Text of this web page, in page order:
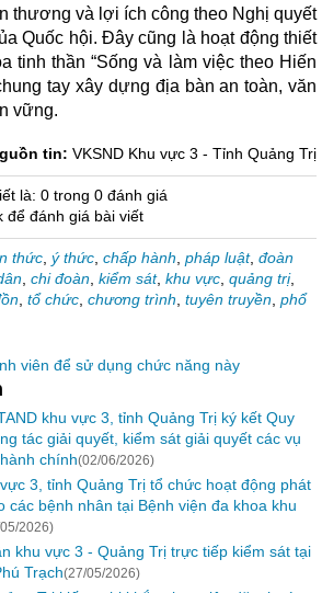
thương và lợi ích công theo Nghị quyết
Quốc hội. Đây cũng là hoạt động thiết
tinh thần “Sống và làm việc theo Hiến
tay xây dựng địa bàn an toàn, văn
vững.
tin: VKSND Khu vực 3 - Tỉnh Quảng Trị
là: 0 trong 0 đánh giá
để đánh giá bài viết
thức ý thức chấp hành pháp luật, đoàn
chi đoàn kiểm sát, khu vực quảng trị,
tổ chức chương trình tuyên truyền phổ
viên để sử dụng chức năng này
khu vực 3, tỉnh Quảng Trị ký kết Quy
tác giải quyết, kiểm sát giải quyết các vụ
chính(02/06/2026)
3, tỉnh Quảng Trị tổ chức hoạt động phát
các bệnh nhân tại Bệnh viện đa khoa khu
2026)
khu vực 3 - Quảng Trị trực tiếp kiểm sát tại
Trạch(27/05/2026)